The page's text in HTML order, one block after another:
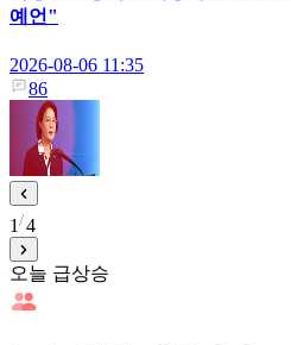
예언"
2026-08-06 11:35
86
1 4
오늘 급상승